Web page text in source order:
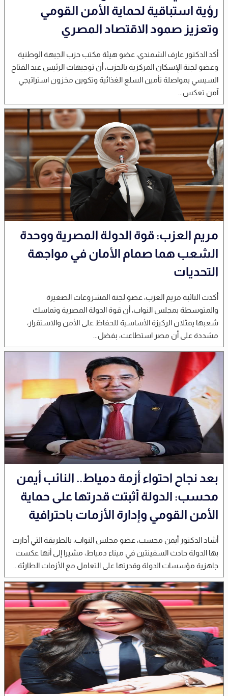
رؤية استباقية لحماية الأمن القومي
وتعزيز صمود الاقتصاد المصري
أكد الدكتور عارف الشمندي، عضو هيئة مكتب حزب الجبهة الوطنية
وعضو لجنة الإسكان المركزية بالحزب، أن توجيهات الرئيس عبد الفتاح
السيسي بمواصلة تأمين السلع الغذائية وتكوين مخزون استراتيجي
آمن تعكس...
مريم العزب: قوة الدولة المصرية ووحدة
الشعب هما صمام الأمان في مواجهة
التحديات
أكدت النائبة مريم العزب، عضو لجنة المشروعات الصغيرة
والمتوسطة بمجلس النواب، أن قوة الدولة المصرية وتماسك
شعبها يمثلان الركيزة الأساسية للحفاظ على الأمن والاستقرار،
مشددة على أن مصر استطاعت، بفضل...
بعد نجاح احتواء أزمة دمياط.. النائب أيمن
محسب: الدولة أثبتت قدرتها على حماية
الأمن القومي وإدارة الأزمات باحترافية
أشاد الدكتور أيمن محسب، عضو مجلس النواب، بالطريقة التي أدارت
بها الدولة حادث السفينتين في ميناء دمياط، مشيرا إلى أنها عكست
جاهزية مؤسسات الدولة وقدرتها على التعامل مع الأزمات الطارئة...